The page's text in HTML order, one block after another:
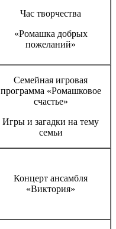
Час творчества
«Ромашка добрых
пожеланий»
Семейная игровая
программа «Ромашковое
счастье»
Игры и загадки на тему
семьи
Концерт ансамбля
«Виктория»